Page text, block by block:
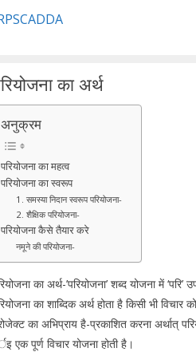
का अर्थ
अनुक्रम
परियोजना का महत्व
परियोजना का स्वरूप
1. समस्या निदान स्वरूप परियोजना-
2. शैक्षिक परियोजना-
परियोजना कैसे तैयार करे
नमूने की परियोजना-
का अर्थ-’परियोजना’ शब्द योजना में
का शाब्दिक अर्थ होता है किसी भी
का अभिप्राय है-प्रकाशित करना अर्थात्
एक पूर्ण विचार योजना होती है।